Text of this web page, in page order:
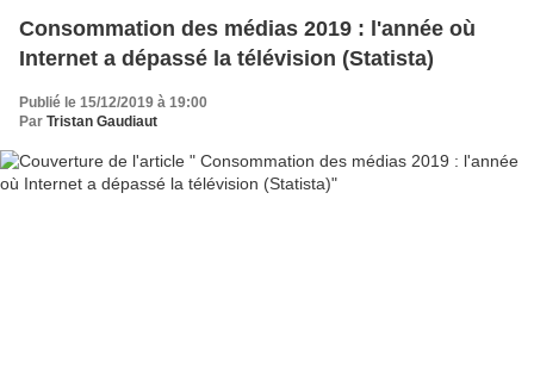
Consommation des médias 2019 : l'année où
Internet a dépassé la télévision (Statista)
Publié le 15/12/2019 à 19:00
Par Tristan Gaudiaut